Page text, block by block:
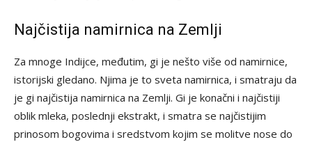
Najčistija namirnica na Zemlji
Za mnoge Indijce, međutim, gi je nešto više od namirnice,
istorijski gledano. Njima je to sveta namirnica, i smatraju da
je gi najčistija namirnica na Zemlji. Gi je konačni i najčistiji
oblik mleka, poslednji ekstrakt, i smatra se najčistijim
prinosom bogovima i sredstvom kojim se molitve nose do